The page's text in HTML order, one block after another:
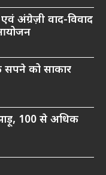
अंग्रेज़ी वाद-विवाद
सपने को साकार
100 से अधिक